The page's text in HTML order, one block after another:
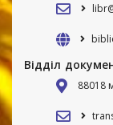
Відділ
88018